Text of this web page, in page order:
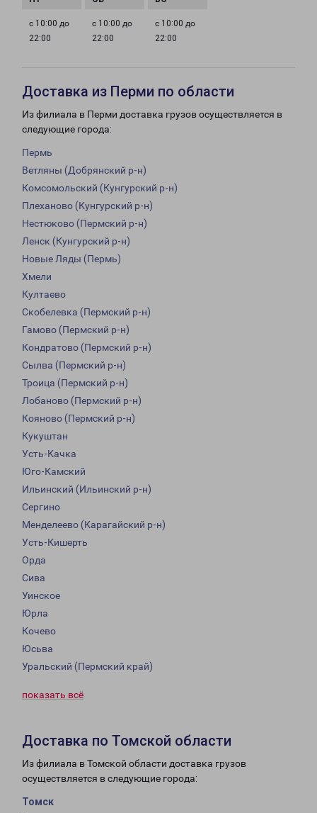
с 10:00 до
22:00
с 10:00 до
22:00
с 10:00 до
22:00
Доставка из Перми по области
Из филиала в Перми доставка грузов осуществляется в
следующие города:
Пермь
Ветляны (Добрянский р-н)
Комсомольский (Кунгурский р-н)
Плеханово (Кунгурский р-н)
Нестюково (Пермский р-н)
Ленск (Кунгурский р-н)
Новые Ляды (Пермь)
Хмели
Култаево
Скобелевка (Пермский р-н)
Гамово (Пермский р-н)
Кондратово (Пермский р-н)
Сылва (Пермский р-н)
Троица (Пермский р-н)
Лобаново (Пермский р-н)
Кояново (Пермский р-н)
Кукуштан
Усть-Качка
Юго-Камский
Ильинский (Ильинский р-н)
Сергино
Менделеево (Карагайский р-н)
Усть-Кишерть
Орда
Сива
Уинское
Юрла
Кочево
Юсьва
Уральский (Пермский край)
показать всё
Доставка по Томской области
Из филиала в Томской области доставка грузов
осуществляется в следующие города:
Томск